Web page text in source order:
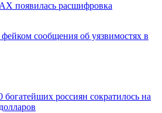
появилась расшифровка
сообщения об уязвимостях в
россиян сократилось на